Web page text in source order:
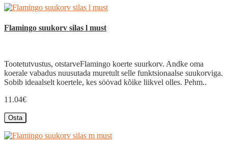
Flamingo suukorv silas l must
Tootetutvustus, otstarveFlamingo koerte suurkorv. Andke oma
koerale vabadus nuusutada muretult selle funktsionaalse suukorviga.
Sobib ideaalselt koertele, kes söövad kõike liikvel olles. Pehm..
11.04€
Osta